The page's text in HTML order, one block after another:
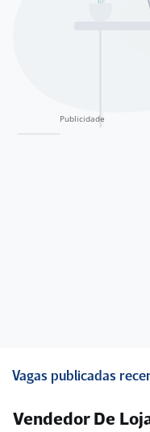
Vagas publicadas
Vendedor De